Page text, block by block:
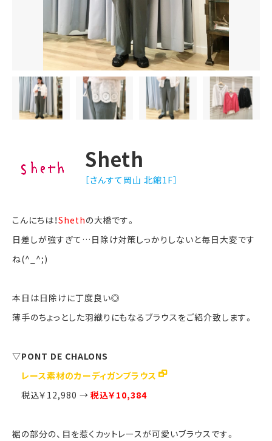
Sheth
［さんすて岡山 北館1F］
こんにちは！Shethの大橋です。
日差しが強すぎて…日除け対策しっかりしないと毎日大変です
ね(^_^;)
本日は日除けに丁度良い◎
薄手のちょっとした羽織りにもなるブラウスをご紹介致します。
▽PONT DE CHALONS
レース素材のカーディガンブラウス
税込￥12,980 →税込￥10,384
裾の部分の、目を惹くカットレースが可愛いブラウスです。